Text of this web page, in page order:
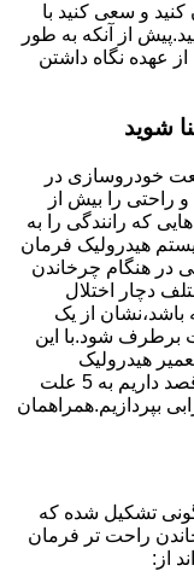
و سعی کنید با
از آنکه به طور
عهده نگاه داشتن
خودروسازی در
راحتی را بیش از
که رانندگی را به
هیدرولیک فرمان
در هنگام چرخاندن
دچار اختلال
از یک
برطرف شود.با این
هیدرولیک
فرمان،با این علل آشنا شوید.در این مطلب قصد داریم به 5 علت
بپردازیم.همراهمان
تشکیل شده که
راحت تر فرمان
از: